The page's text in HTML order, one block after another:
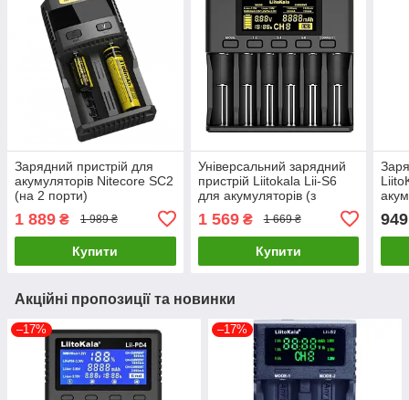
Зарядний пристрій для
акумуляторів Nitecore SC2
(на 2 порти)
1 889 ₴ 1 989 ₴
Купити
Універсальний зарядний
пристрій Liitokala Lii-S6
для акумуляторів (з
1 569₴ 1 669 ₴
Купити
949
Акційні пропозиції та новинки
–17% –17%